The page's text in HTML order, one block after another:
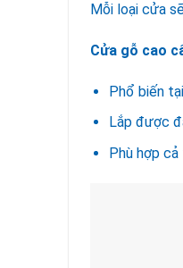
Mỗi loại cửa
Cửa gỗ cao
Phổ biến
Lắp được
Phù hợp